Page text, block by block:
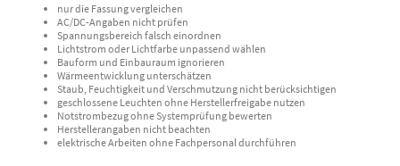
nur die Fassung vergleichen
AC/DC-Angaben nicht prüfen
Spannungsbereich falsch einordnen
Lichtstrom oder Lichtfarbe unpassend wählen
Bauform und Einbauraum ignorieren
Wärmeentwicklung unterschätzen
Staub, Feuchtigkeit und Verschmutzung nicht berücksichtigen
geschlossene Leuchten ohne Herstellerfreigabe nutzen
Notstrombezug ohne Systemprüfung bewerten
Herstellerangaben nicht beachten
elektrische Arbeiten ohne Fachpersonal durchführen